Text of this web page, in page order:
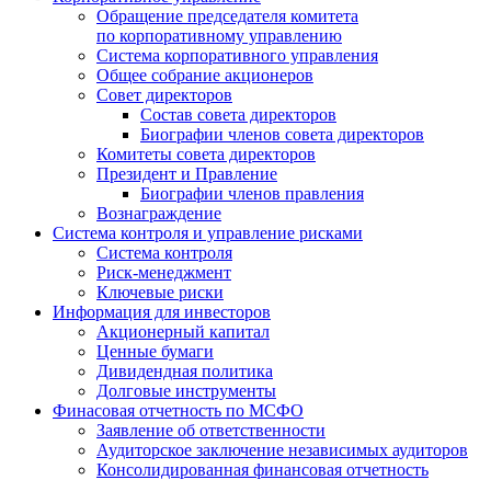
Обращение председателя комитета
по корпоративному управлению
Система корпоративного управления
Общее собрание акционеров
Совет директоров
Состав совета директоров
Биографии членов совета директоров
Комитеты совета директоров
Президент и Правление
Биографии членов правления
Вознаграждение
Система контроля и управление рисками
Система контроля
Риск-менеджмент
Ключевые риски
Информация для инвесторов
Акционерный капитал
Ценные бумаги
Дивидендная политика
Долговые инструменты
Финасовая отчетность по МСФО
Заявление об ответственности
Аудиторское заключение независимых аудиторов
Консолидированная финансовая отчетность